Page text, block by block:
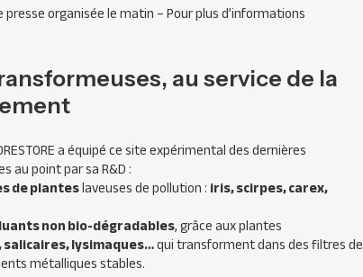
organisée le matin – Pour plus d’informations
au service de la
a équipé ce site expérimental des dernières
au point par sa R&D :
de planteslaveuses de pollution :iris, scirpes, carex,
non bio-dégradables, grâce aux plantes
lysimaques…qui transforment dans des filtres de
métalliques stables.